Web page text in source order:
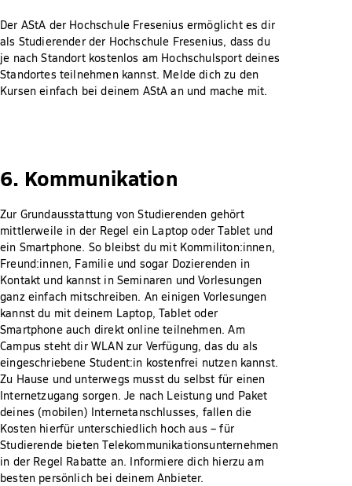
Der AStA der Hochschule Fresenius ermöglicht es dir
als Studierender der Hochschule Fresenius, dass du
je nach Standort kostenlos am Hochschulsport deines
Standortes teilnehmen kannst. Melde dich zu den
Kursen einfach bei deinem AStA an und mache mit.
6. Kommunikation
Zur Grundausstattung von Studierenden gehört
mittlerweile in der Regel ein Laptop oder Tablet und
ein Smartphone. So bleibst du mit Kommiliton:innen,
Freund:innen, Familie und sogar Dozierenden in
Kontakt und kannst in Seminaren und Vorlesungen
ganz einfach mitschreiben. An einigen Vorlesungen
kannst du mit deinem Laptop, Tablet oder
Smartphone auch direkt online teilnehmen. Am
Campus steht dir WLAN zur Verfügung, das du als
eingeschriebene Student:in kostenfrei nutzen kannst.
Zu Hause und unterwegs musst du selbst für einen
Internetzugang sorgen. Je nach Leistung und Paket
deines (mobilen) Internetanschlusses, fallen die
Kosten hierfür unterschiedlich hoch aus – für
Studierende bieten Telekommunikationsunternehmen
in der Regel Rabatte an. Informiere dich hierzu am
besten persönlich bei deinem Anbieter.